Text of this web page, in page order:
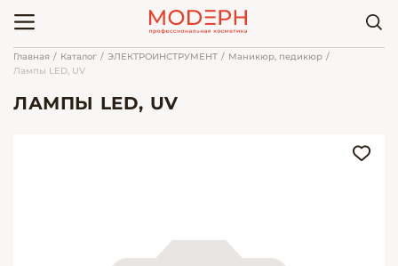
Главная Каталог ЭЛЕКТРОИНСТРУМЕНТ
Маникюр, педикюр
Лампы LED, UV
ЛАМПЫ LED, UV